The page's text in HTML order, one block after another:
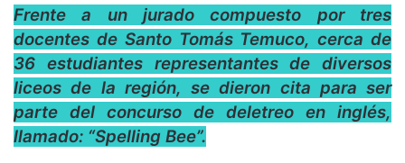
Frente a un jurado compuesto por tres
docentes de Santo Tomás Temuco, cerca de
36 estudiantes representantes de diversos
liceos de la región, se dieron cita para ser
parte del concurso de deletreo en inglés,
llamado: “Spelling Bee”.